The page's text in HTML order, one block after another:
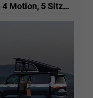
1.5 TSI PHEV 180 kW DSG 4 Motion, 5 Sitze , 17 Zoll Leichtmetallfelgen. fünf Jahre Garantie, Markise, Schiene u. Gehäuse links, 6 Sitze, Klima,